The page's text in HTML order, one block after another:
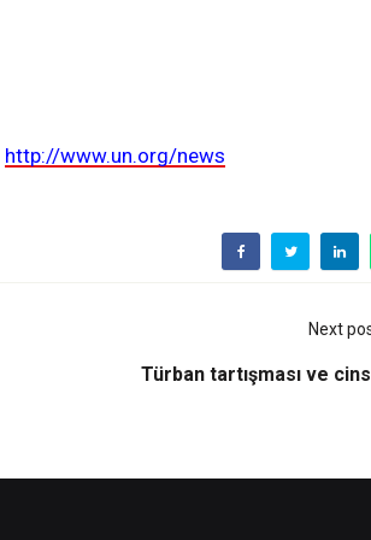
http://www.un.org/news
Next
Türban tartışması ve